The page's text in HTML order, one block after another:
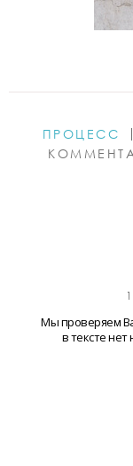
ПРОЦЕСС
Мы проверяем
в тексте